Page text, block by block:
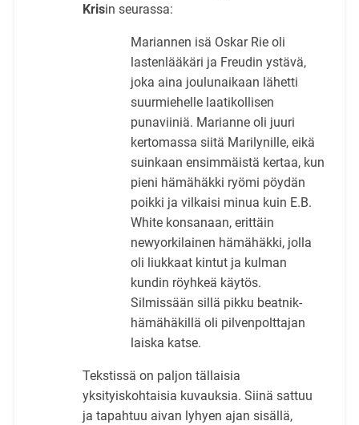
Krisin seurassa:
Mariannen isä Oskar Rie oli
lastenlääkäri ja Freudin ystävä,
joka aina joulunaikaan lähetti
suurmiehelle laatikollisen
punaviiniä. Marianne oli juuri
kertomassa siitä Marilynille, eikä
suinkaan ensimmäistä kertaa, kun
pieni hämähäkki ryömi pöydän
poikki ja vilkaisi minua kuin E.B.
White konsanaan, erittäin
newyorkilainen hämähäkki, jolla
oli liukkaat kintut ja kulman
kundin röyhkeä käytös.
Silmissään sillä pikku beatnik-
hämähäkillä oli pilvenpolttajan
laiska katse.
Tekstissä on paljon tällaisia
yksityiskohtaisia kuvauksia. Siinä sattuu
ja tapahtuu aivan lyhyen ajan sisällä,